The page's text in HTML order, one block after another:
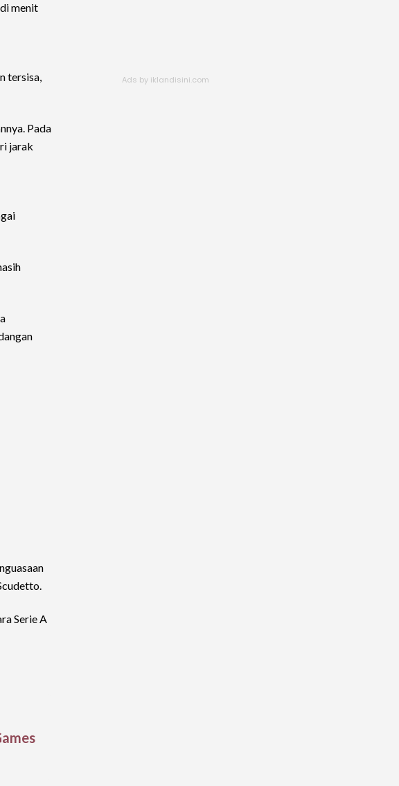
menit
tersisa,
Pada
jarak
Serie A